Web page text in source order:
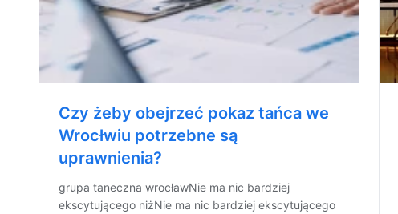
Czy żeby obejrzeć pokaz tańca we
Wrocłwiu potrzebne są
uprawnienia?
grupa taneczna wrocławNie ma nic bardziej
ekscytującego niżNie ma nic bardziej ekscytującego